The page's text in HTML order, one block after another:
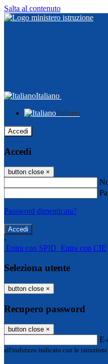
Salta al contenuto
Italiano
Italiano
Accedi
Accedi
button close ×
Password dimenticata?
-
Entra con SPID Entra con CIE
Seleziona utente
button close ×
Recupero password
button close ×
all'indirizzo indicato con le istruzioni